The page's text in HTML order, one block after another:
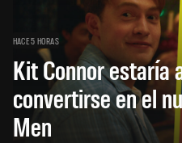
HACE 5 HORAS
Kit Connor estaría
convertirse en el
Men